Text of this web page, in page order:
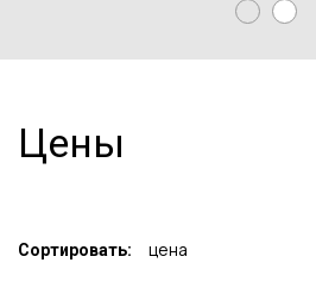
Цены
Сортировать: цена